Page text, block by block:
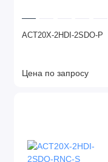
ACT20X-2HDI-2SDO-P
Цена по запросу